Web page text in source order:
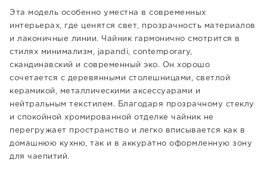
Эта модель особенно уместна в современных
интерьерах, где ценятся свет, прозрачность материалов
и лаконичные линии. Чайник гармонично смотрится в
стилях минимализм, japandi, contemporary,
скандинавский и современный эко. Он хорошо
сочетается с деревянными столешницами, светлой
керамикой, металлическими аксессуарами и
нейтральным текстилем. Благодаря прозрачному стеклу
и спокойной хромированной отделке чайник не
перегружает пространство и легко вписывается как в
домашнюю кухню, так и в аккуратно оформленную зону
для чаепитий.